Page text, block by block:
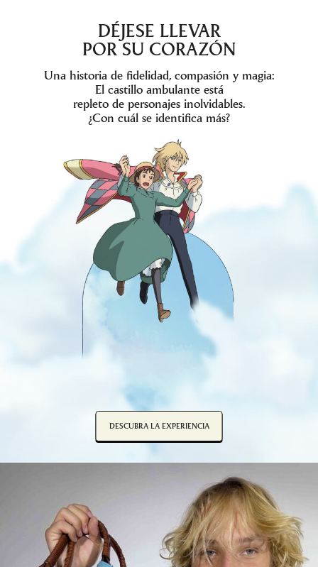
DÉJESE LLEVAR
POR SU CORAZÓN
Una historia de fidelidad, compasión y magia:
El castillo ambulante está
repleto de personajes inolvidables.
¿Con cuál se identifica más?
DESCUBRA LA EXPERIENCIA